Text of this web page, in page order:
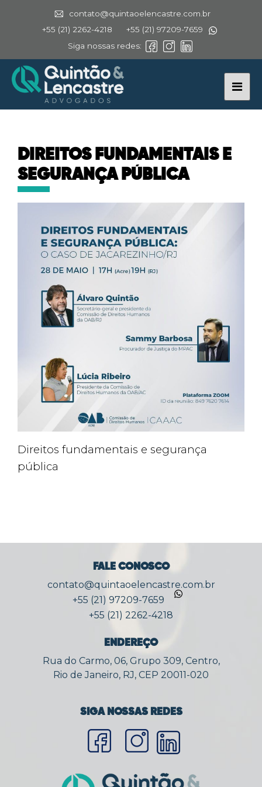
contato@quintaoelencastre.com.br
+55 (21) 2262-4218
+55 (21) 97209-7659
Siga nossas redes:
DIREITOS FUNDAMENTAIS E
SEGURANÇA PÚBLICA
Direitos fundamentais e segurança
pública
FALE CONOSCO
contato@quintaoelencastre.com.br
+55 (21) 97209-7659
+55 (21) 2262-4218
ENDEREÇO
Rua do Carmo, 06, Grupo 309, Centro,
Rio de Janeiro, RJ, CEP 20011-020
SIGA NOSSAS REDES